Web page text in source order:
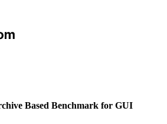
Based Benchmark for GUI